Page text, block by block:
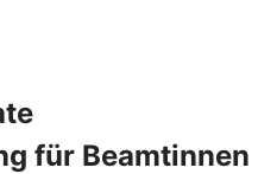
für Beamtinnen